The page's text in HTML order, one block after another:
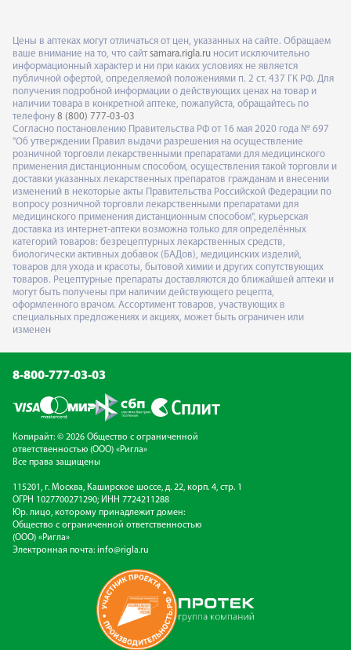
Цены в аптеках могут отличаться от цен, указанных на сайте. Обращаем
ваше внимание на то, что сайт samara.rigla.ru носит исключительно
информационный характер и ни при каких условиях не является
публичной офертой, определяемой положениями п. 2 ст. 437 ГК РФ. Для
получения подробной информации о действующих ценах на товар и
наличии товара в конкретной аптеке, пожалуйста, обращайтесь по
телефону 8 (800) 777-03-03
Согласно постановлению Правительства РФ от 16 мая 2020 года № 697
"Об утверждении Правил выдачи разрешения на осуществление
розничной торговли лекарственными препаратами для медицинского
применения дистанционным способом, осуществления такой торговли и
доставки указанных лекарственных препаратов гражданам и внесении
изменений в некоторые акты Правительства Российской Федерации по
вопросу розничной торговли лекарственными препаратами для
медицинского применения дистанционным способом", курьерская
доставка из интернет-аптеки возможна только для определённых
категорий товаров: безрецептурных лекарственных средств,
биологически активных добавок (БАДов), медицинских изделий,
товаров для ухода и красоты, бытовой химии и других сопутствующих
товаров. Рецептурные препараты доставляются до ближайшей аптеки и
могут быть получены при наличии действующего рецепта,
оформленного врачом. Ассортимент товаров, участвующих в
специальных предложениях и акциях, может быть ограничен или
изменен
8-800-777-03-03
Копирайт: © 2026 Общество с ограниченной
ответственностью (ООО) «Ригла»
Все права защищены
115201, г. Москва, Каширское шоссе, д. 22, корп. 4, стр. 1
ОГРН 1027700271290; ИНН 7724211288
Юр. лицо, которому принадлежит домен:
Общество с ограниченной ответственностью
(ООО) «Ригла»
Электронная почта: info@rigla.ru